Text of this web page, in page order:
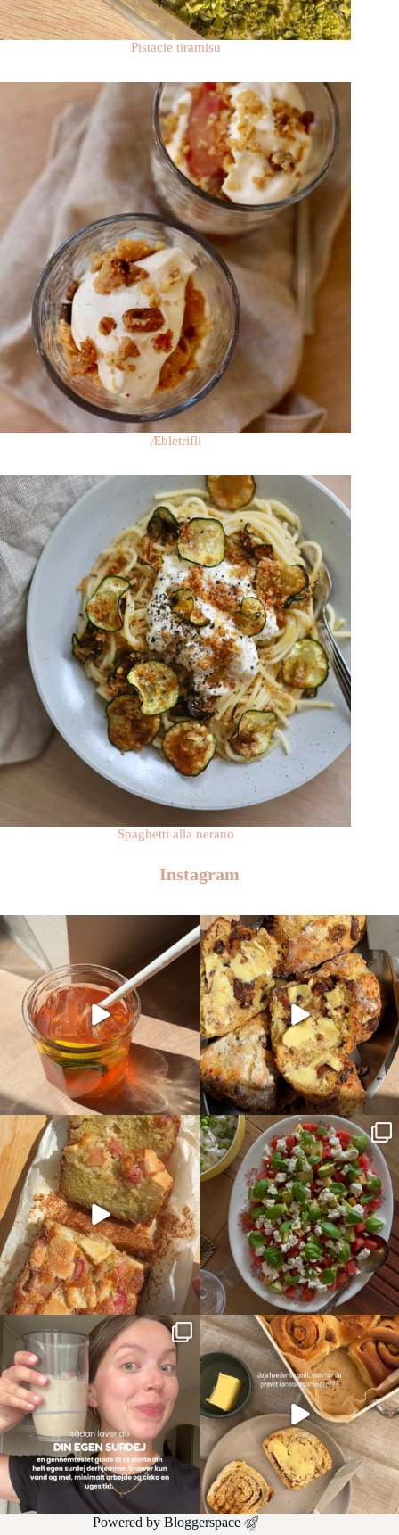
Pistacie tiramisu
Æbletrifli
Spaghetti alla nerano
Instagram
Powered byBloggerspace